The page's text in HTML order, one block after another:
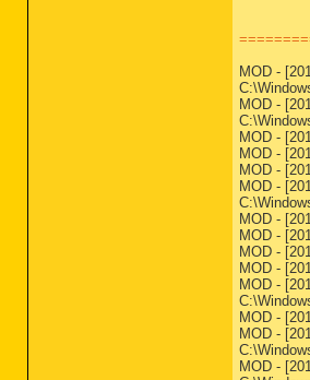
MOD -
MOD -
MOD -
MOD -
MOD -
MOD -
MOD -
MOD -
MOD -
MOD -
MOD -
MOD -
MOD -
MOD -